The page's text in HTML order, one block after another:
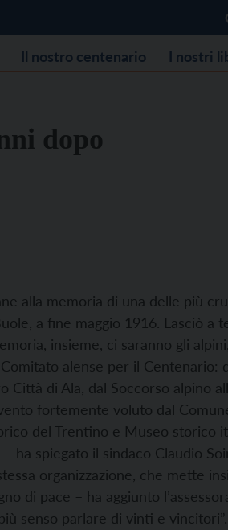
Il nostro centenario I nostri
dopo
alla memoria di una delle più
a fine maggio 1916. Lasciò a
insieme, ci saranno gli
alense per il Centenario:
Città di Ala, dal Soccorso alpino
fortemente voluto dal
del Trentino e Museo storico
ha spiegato il sindaco Claudio
organizzazione, che mette
di pace – ha aggiunto
senso parlare di vinti e